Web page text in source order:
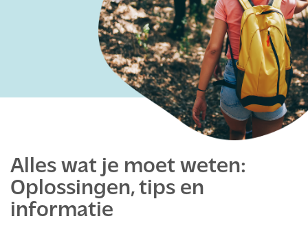
Alles wat je moet weten:
Oplossingen, tips en
informatie